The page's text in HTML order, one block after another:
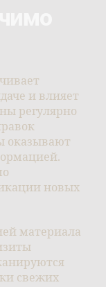
и влияет
регулярно
оказывают
новых
материала
свежих